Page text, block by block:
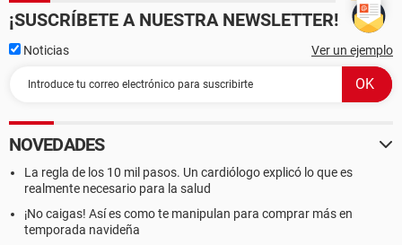
¡SUSCRÍBETE A NUESTRA NEWSLETTER!
Noticias Ver un ejemplo
NOVEDADES
La regla de los 10 mil pasos. Un cardiólogo explicó lo que es
realmente necesario para la salud
¡No caigas! Así es como te manipulan para comprar más en
temporada navideña